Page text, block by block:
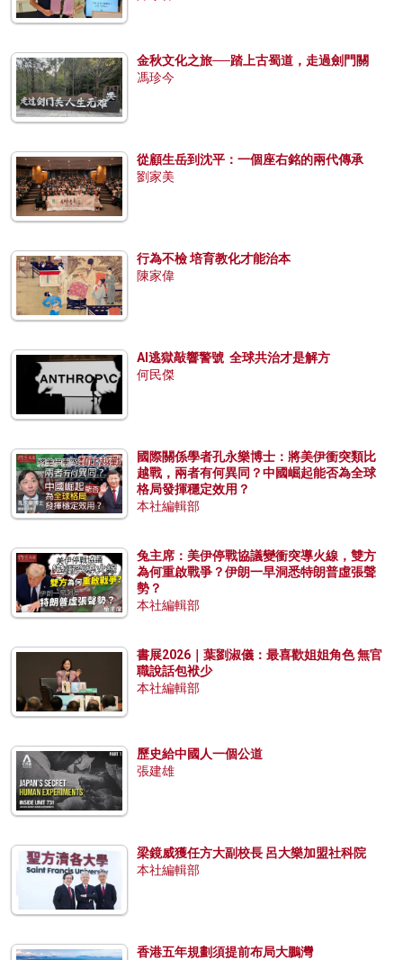
金秋文化之旅──踏上古蜀道，走過劍門關
馮珍今
從顧生岳到沈平：一個座右銘的兩代傳承
劉家美
行為不檢 培育教化才能治本
陳家偉
AI逃獄敲響警號 全球共治才是解方
何民傑
國際關係學者孔永樂博士：將美伊衝突類比
越戰，兩者有何異同？中國崛起能否為全球
格局發揮穩定效用？
本社編輯部
兔主席：美伊停戰協議變衝突導火線，雙方
為何重啟戰爭？伊朗一早洞悉特朗普虛張聲
勢？
本社編輯部
書展2026｜葉劉淑儀：最喜歡姐姐角色 無官
職說話包袱少
本社編輯部
歷史給中國人一個公道
張建雄
梁鏡威獲任方大副校長 呂大樂加盟社科院
本社編輯部
香港五年規劃須提前布局大鵬灣